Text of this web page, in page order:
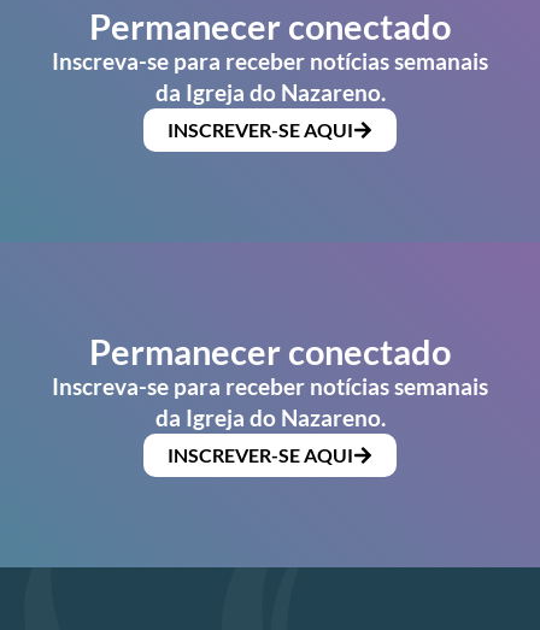
Permanecer conectado
Inscreva-se para receber notícias semanais
da Igreja do Nazareno.
INSCREVER-SE AQUI
Permanecer conectado
Inscreva-se para receber notícias semanais
da Igreja do Nazareno.
INSCREVER-SE AQUI